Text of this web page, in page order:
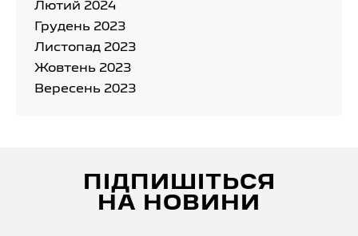
Лютий 2024
Грудень 2023
Листопад 2023
Жовтень 2023
Вересень 2023
ПІДПИШІТЬСЯ
НА НОВИНИ